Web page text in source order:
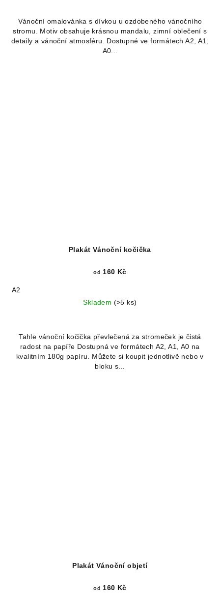
Vánoční omalovánka s dívkou u ozdobeného vánočního
stromu. Motiv obsahuje krásnou mandalu, zimní oblečení s
detaily a vánoční atmosféru. Dostupné ve formátech A2, A1,
A0...
Plakát Vánoční kočička
od 160 Kč
A2
Skladem (>5 ks)
Tahle vánoční kočička převlečená za stromeček je čistá
radost na papíře Dostupná ve formátech A2, A1, A0 na
kvalitním 180g papíru. Můžete si koupit jednotlivě nebo v
bloku s...
Plakát Vánoční objetí
od 160 Kč